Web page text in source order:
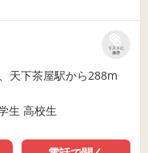
リストに
保存
天下茶屋駅から288m
生 高校生